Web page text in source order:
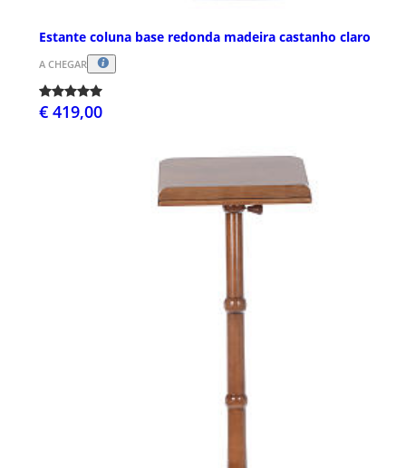
Estante coluna base redonda madeira castanho claro
A CHEGAR
€ 419,00